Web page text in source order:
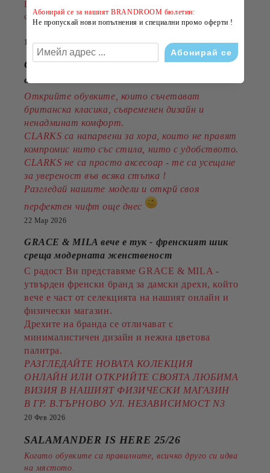
Пазарувайте сега и подарете на лятото си повече
стил на по-добра цена!
14 Юли 2026
CLARKS - стил, комфорт и традиция
от 1825година
Открийте обувките, които съчетават
британска класика, съвременен дизайн и
ненадминат комфорт.
CLARKS са напарвени за хора, които не правят
компромис нито със стила, нито с удобството.
CLARKS не са просто аксесоар - те са усещане
за увереност във всяка стъпка !
Разгледай нашите модели и открй своя
перфектен чифт още днес
22 Мар 2026
GRACE & MILA вече е тук - френският шик
среща модерната женственост
С радост Ви представяме GRACE & MILA -
утвърден френски бранд за дамски дрехи, който
вече е част от селекцията на нашият онлайн и
физически магазин.
Дрехите на бранда се отличават с
минималистичен дизайн и нежна цветова
палитра.
РАЗГЛЕДАЙТЕ НОВАТА КОЛЕКЦИЯ
ОНЛАЙН ИЛИ ОТКРИЙТЕ СВОЯТА ЛЮБИМА
ВИЗИЯ В НАШИЯТ ФИЗИЧЕСКИ МАГАЗИН
В ГР. В.ТЪРНОВО УЛ. НЕЗАВИСИМОСТ N3
20 Фев 2026
SALAMANDER IS HERE 25/26
Когато обувките са правилните, всичко друго си идва
на мястото.
Абонирай се за нашият BRANDROOM бюлетин:
Не пропускай нови попълнения и специални промо оферти !